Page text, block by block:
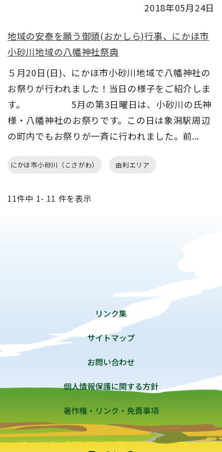
2018年05月24日
地域の安泰を願う御頭(おかしら)行事、にかほ市
小砂川地域の八幡神社祭典
５月20日(日)、にかほ市小砂川地域で八幡神社の
お祭りが行われました！当日の様子をご紹介しま
す。 5月の第3日曜日は、小砂川の氏神
様・八幡神社のお祭りです。この日は象潟駅周辺
の町内でもお祭りが一斉に行われました。前...
にかほ市小砂川（こさがわ） 由利エリア
11件中 1- 11 件を表示
リンク集
サイトマップ
お問い合わせ
個人情報保護に関する方針
著作権・リンク・免責事項